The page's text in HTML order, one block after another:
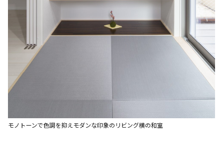
モノトーンで色調を抑えモダンな印象のリビング横の和室